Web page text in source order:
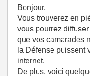
Bonjour,
Vous trouverez en
vous pourrez
que vos camarades
la Défense puissent
internet.
De plus, voici